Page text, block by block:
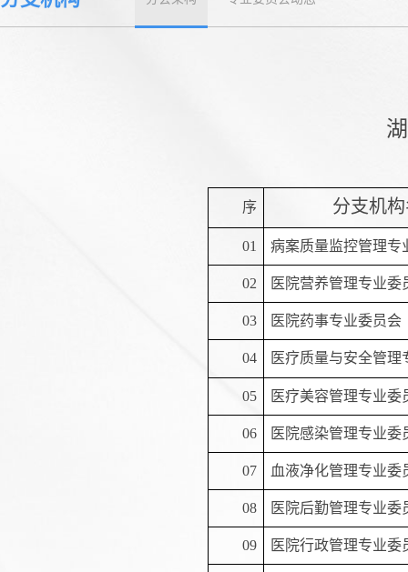
序 分支机
01 病案质量监控管理专
02 医院营养管理专业委
03 医院药事专业委员会
04 医疗质量与安全管理
05 医疗美容管理专业委
06 医院感染管理专业委
07 血液净化管理专业委
08 医院后勤管理专业委
09 医院行政管理专业委